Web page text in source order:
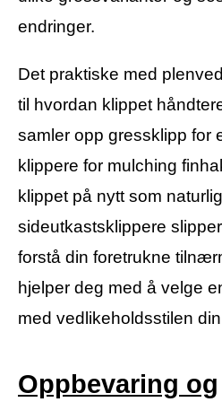
endringer.
Det praktiske med
til hvordan klippet
samler opp gressklipp for
klippere for mulching
klippet på nytt som
sideutkastsklippere
forstå din foretrukne
hjelper deg med å velge
med vedlikeholdsstilen
Oppbevaring og